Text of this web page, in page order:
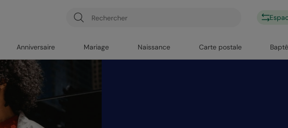
Anniversaire Mariage Naissance Carte postale